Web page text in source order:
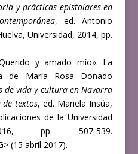
y prácticas epistolares en
, ed. Antonio
Universidad, 2014, pp.
y amado mío». La
de María Rosa Donado
de vida y cultura en Navarra
de textos, ed. Mariela Insúa,
de la Universidad
pp. 507-539.
(15 abril 2017).